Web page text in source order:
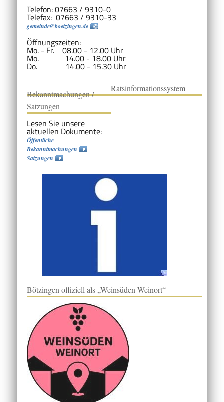
Telefon: 07663 / 9310-0
Telefax: 07663 / 9310-33
gemeinde@boetzingen.de
Öffnungszeiten:
Mo. - Fr. 08.00 - 12.00 Uhr
Mo. 14.00 - 18.00 Uhr
Do. 14.00 - 15.30 Uhr
Bekanntmachungen /
Satzungen
Lesen Sie unsere
aktuellen Dokumente:
Öffentliche
Bekanntmachungen
Satzungen
Ratsinformationssystem
Bötzingen offiziell als „Weinsüden Weinort“